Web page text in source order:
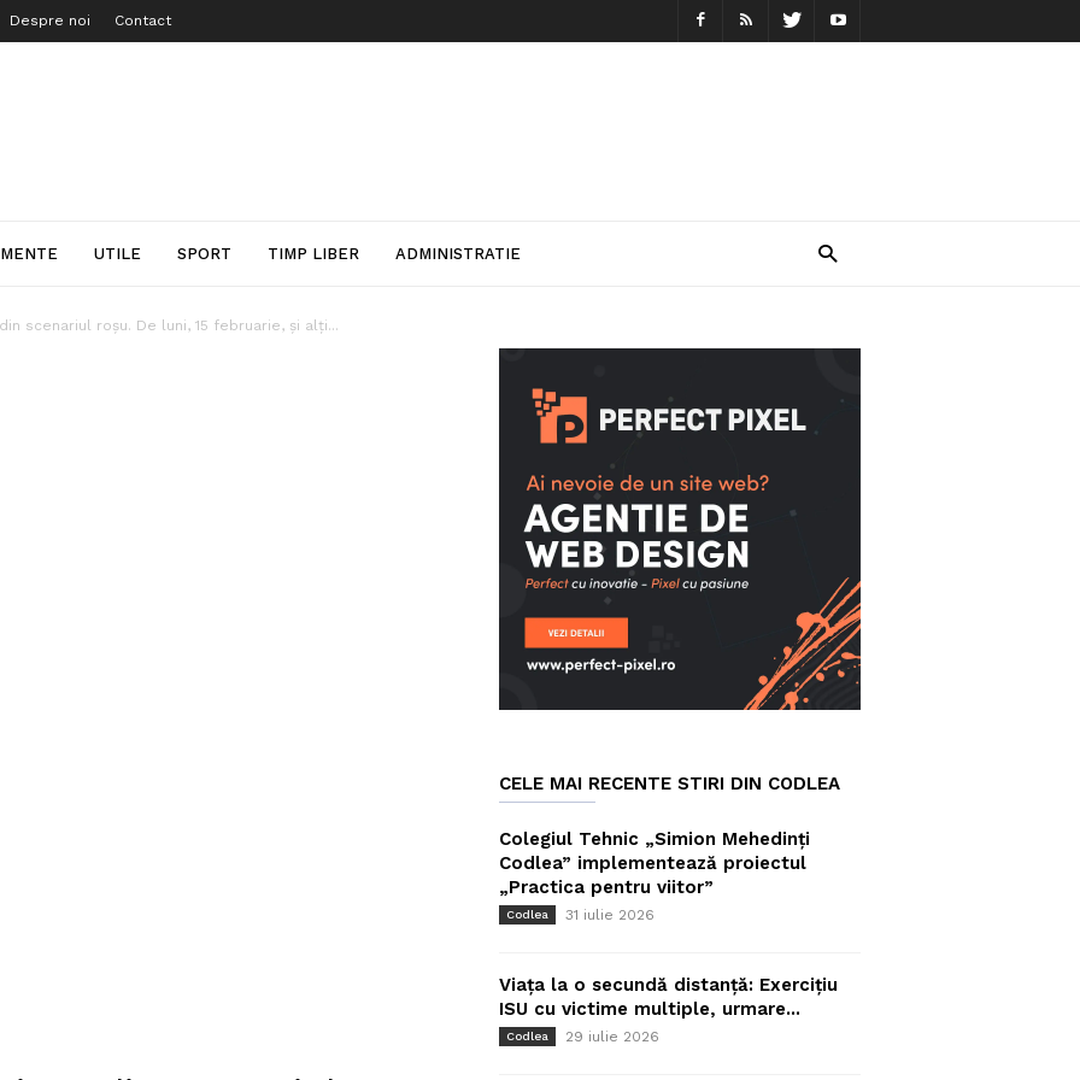
Despre noi Contact
UTILE SPORT TIMP LIBER ADMINISTRATIE
scenariul roșu. De luni, 15 februarie, și alți...
CELE MAI RECENTE STIRI DIN CODLEA
Colegiul Tehnic „Simion Mehedinți
Codlea” implementează proiectul
„Practica pentru viitor”
Codlea 31 iulie 2026
Viața la o secundă distanță: Exercițiu
ISU cu victime multiple, urmare...
Codlea 29 iulie 2026